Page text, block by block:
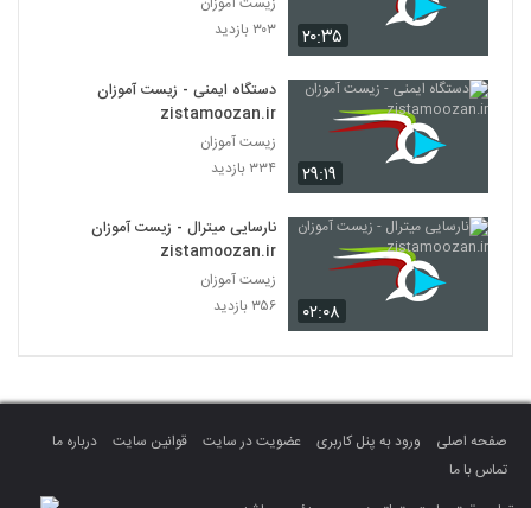
۲۰:۳۵
۳۰۳ بازدید
۲۹:۱۹
دستگاه ایمنی - زیست آموزان
zistamoozan.ir
زیست آموزان
۳۳۴ بازدید
۰۲:۰۸
نارسایی میترال - زیست آموزان
zistamoozan.ir
زیست آموزان
۳۵۶ بازدید
صفحه اصلی ورود به پنل کاربری عضویت در سایت قوانین سایت
درباره ما
تماس با ما